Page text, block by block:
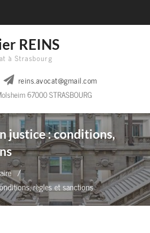
REINS
à Strasbourg
reins.avocat@gmail.com
67000 STRASBOURG
justice : conditions,
règles et sanctions